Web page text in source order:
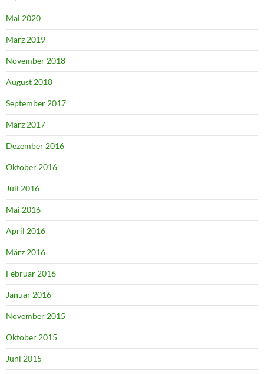
Mai 2020
März 2019
November 2018
August 2018
September 2017
März 2017
Dezember 2016
Oktober 2016
Juli 2016
Mai 2016
April 2016
März 2016
Februar 2016
Januar 2016
November 2015
Oktober 2015
Juni 2015